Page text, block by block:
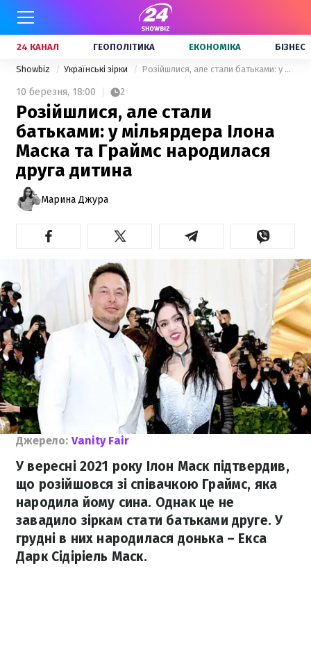
24 КАНАЛ ГЕОПОЛІТИКА ЕКОНОМІКА БІЗНЕС
Showbiz Українські зірки Розійшлися, але стали батьками: у мільярдера Ілона Маска та Граймс народилася друга дитина
10 березня, 18:00 2
Розійшлися, але стали
батьками: у мільярдера Ілона
Маска та Граймс народилася
друга дитина
Марина Джура
Джерело: Vanity Fair
У вересні 2021 року Ілон Маск підтвердив,
що розійшовся зі співачкою Граймс, яка
народила йому сина. Однак це не
завадило зіркам стати батьками друге. У
грудні в них народилася донька – Екса
Дарк Сідіріель Маск.